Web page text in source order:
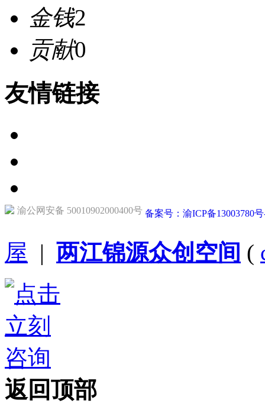
金钱2
贡献0
友情链接
渝公网安备 50010902000400号 备案号：渝ICP备13003780
屋 | 两江锦源众创空间 (
返回顶部